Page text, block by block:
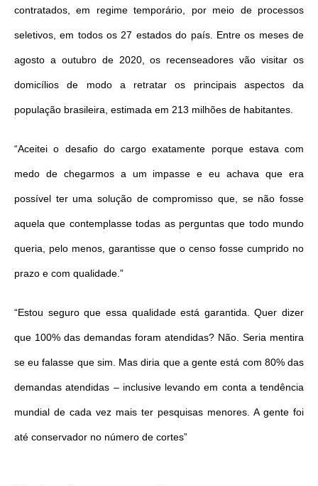
contratados, em regime temporário, por meio de processos
seletivos, em todos os 27 estados do país. Entre os meses de
agosto a outubro de 2020, os recenseadores vão visitar os
domicílios de modo a retratar os principais aspectos da
população brasileira, estimada em 213 milhões de habitantes.
“Aceitei o desafio do cargo exatamente porque estava com
medo de chegarmos a um impasse e eu achava que era
possível teruma solução de compromisso que, se não fosse
aquela que contemplasse todas as perguntas que todo mundo
queria, pelo menos, garantisse que o censo fosse cumprido no
prazo e com qualidade.”
“Estou seguro que essa qualidade está garantida. Quer dizer
que 100% das demandas foram atendidas? Não. Seria mentira
se eu falasse que sim. Mas diria que a gente está com 80% das
demandas atendidas – inclusive levando em conta a tendência
mundial de cada vez mais ter pesquisas menores. A gente foi
até conservador no número de cortes”